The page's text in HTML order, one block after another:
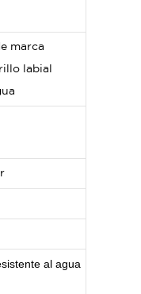
marca
labial
al agua